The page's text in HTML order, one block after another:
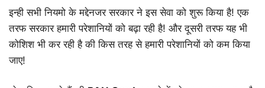
इन्ही सभी नियमो के मद्देनजर सरकार ने इस सेवा को शुरू किया है! एक
तरफ सरकार हमारी परेशानियों को बढ़ा रही है! और दूसरी तरफ यह भी
कोशिश भी कर रही है की किस तरह से हमारी परेशानियों को कम किया
जाए!